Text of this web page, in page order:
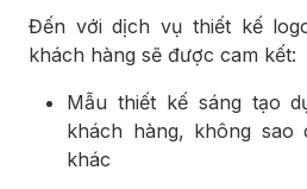
Đến với dịch vụ thiết kế
khách hàng sẽ được cam kết:
Mẫu thiết kế sáng tạo
khách hàng, không
khác